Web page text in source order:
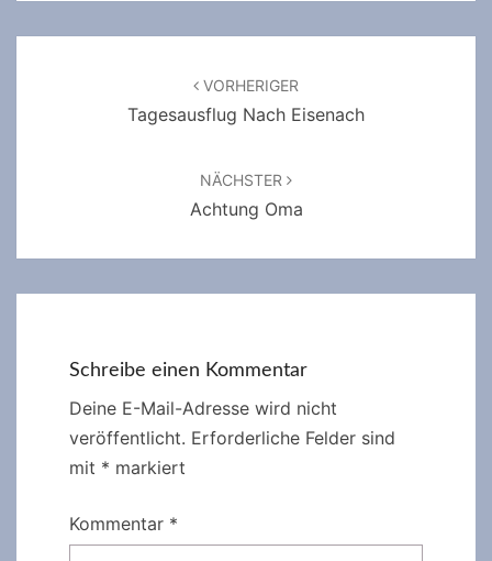
VORHERIGER
Tagesausflug Nach Eisenach
NÄCHSTER
Achtung Oma
Schreibe einen Kommentar
Deine E-Mail-Adresse wird nicht
veröffentlicht. Erforderliche Felder sind
mit * markiert
Kommentar *